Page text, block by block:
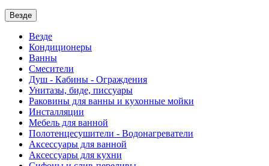
Везде
Везде
Кондиционеры
Ванны
Смесители
Душ - Кабины - Ограждения
Унитазы, биде, писсуары
Раковины для ванны и кухонные мойки
Инсталляции
Мебель для ванной
Полотенцесушители - Водонагреватели
Аксессуары для ванной
Аксессуары для кухни